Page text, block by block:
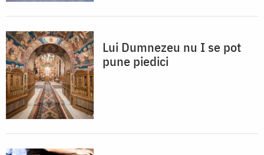
Lui Dumnezeu nu I se pot
pune piedici